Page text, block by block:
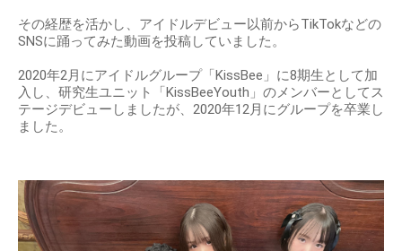
その経歴を活かし、アイドルデビュー以前からTikTokなどの
SNSに踊ってみた動画を投稿していました。
2020年2月にアイドルグループ「KissBee」に8期生として加
入し、研究生ユニット「KissBeeYouth」のメンバーとしてス
テージデビューしましたが、2020年12月にグループを卒業し
ました。